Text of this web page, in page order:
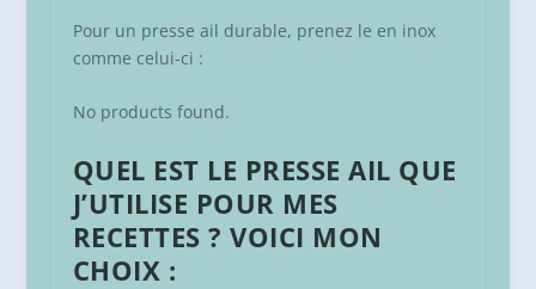
Pour un presse ail durable, prenez le en inox
comme celui-ci :
No products found.
QUEL EST LE PRESSE AIL QUE
J’UTILISE POUR MES
RECETTES ? VOICI MON
CHOIX :